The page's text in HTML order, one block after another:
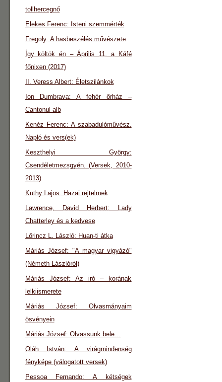
tollhercegnő
Elekes Ferenc: Isteni szemmérték
Fregoly: A hasbeszélés művészete
Így költök én – Április 11. a Káfé
főnixen (2017)
II. Veress Albert: Életszilánkok
Ion Dumbrava: A fehér őrház –
Cantonul alb
Kenéz Ferenc: A szabadulóművész.
Napló és vers(ek)
Keszthelyi György:
Csendéletmezsgyén. (Versek, 2010-
2013)
Kuthy Lajos: Hazai rejtelmek
Lawrence, David Herbert: Lady
Chatterley és a kedvese
Lőrincz L. László: Huan-ti átka
Máriás József: "A magyar vigyázó"
(Németh Lászlóról)
Máriás József: Az iró – korának
lelkiismerete
Máriás József: Olvasmányaim
ösvényein
Máriás József: Olvassunk bele…
Oláh István: A virágmindenség
fényképe (válogatott versek)
Pessoa Fernando: A kétségek